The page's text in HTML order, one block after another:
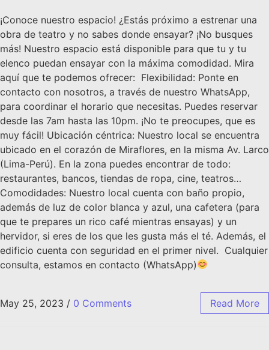
¡Conoce nuestro espacio! ¿Estás próximo a estrenar una
obra de teatro y no sabes donde ensayar? ¡No busques
más! Nuestro espacio está disponible para que tu y tu
elenco puedan ensayar con la máxima comodidad. Mira
aquí que te podemos ofrecer: Flexibilidad: Ponte en
contacto con nosotros, a través de nuestro WhatsApp,
para coordinar el horario que necesitas. Puedes reservar
desde las 7am hasta las 10pm. ¡No te preocupes, que es
muy fácil! Ubicación céntrica: Nuestro local se encuentra
ubicado en el corazón de Miraflores, en la misma Av. Larco
(Lima-Perú). En la zona puedes encontrar de todo:
restaurantes, bancos, tiendas de ropa, cine, teatros…
Comodidades: Nuestro local cuenta con baño propio,
además de luz de color blanca y azul, una cafetera (para
que te prepares un rico café mientras ensayas) y un
hervidor, si eres de los que les gusta más el té. Además, el
edificio cuenta con seguridad en el primer nivel. Cualquier
consulta, estamos en contacto (WhatsApp)
May 25, 2023 / 0 Comments Read More